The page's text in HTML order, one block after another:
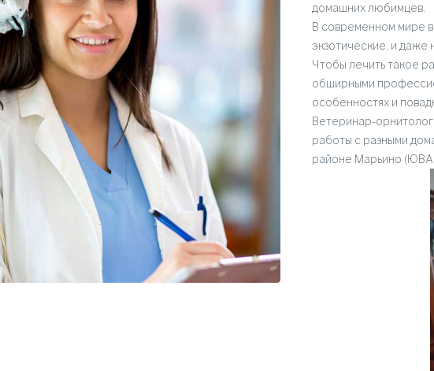
домашних любимцев.
В современном мире
экзотические, и даже
Чтобы лечить такое
обширными
особенностях и
Ветеринар-
работы с разными
районе Марьино